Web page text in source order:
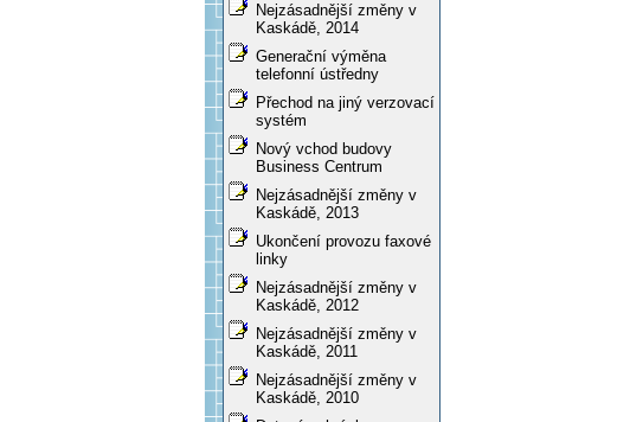
Nejzásadnější změny v
Kaskádě, 2014
Generační výměna
telefonní ústředny
Přechod na jiný verzovací
systém
Nový vchod budovy
Business Centrum
Nejzásadnější změny v
Kaskádě, 2013
Ukončení provozu faxové
linky
Nejzásadnější změny v
Kaskádě, 2012
Nejzásadnější změny v
Kaskádě, 2011
Nejzásadnější změny v
Kaskádě, 2010